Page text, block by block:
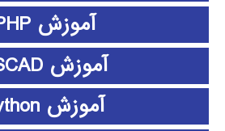
آموزش PHP
آموزش PSCAD
آموزش python